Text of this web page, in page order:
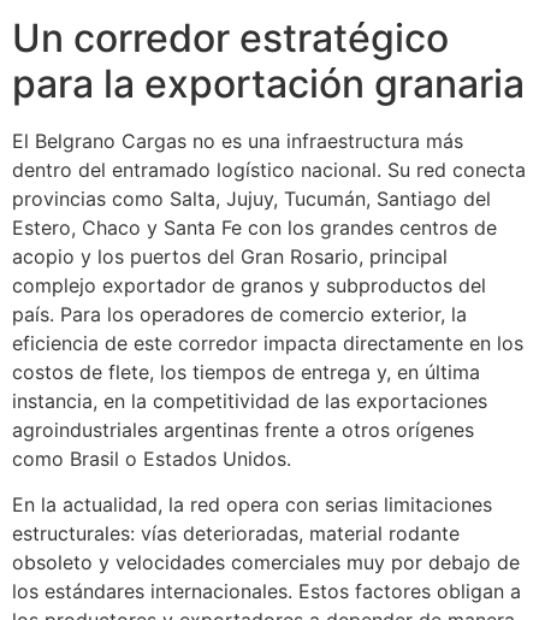
Un corredor estratégico
para la exportación granaria
El Belgrano Cargas no es una infraestructura más
dentro del entramado logístico nacional. Su red conecta
provincias como Salta, Jujuy, Tucumán, Santiago del
Estero, Chaco y Santa Fe con los grandes centros de
acopio y los puertos del Gran Rosario, principal
complejo exportador de granos y subproductos del
país. Para los operadores de comercio exterior, la
eficiencia de este corredor impacta directamente en los
costos de flete, los tiempos de entrega y, en última
instancia, en la competitividad de las exportaciones
agroindustriales argentinas frente a otros orígenes
como Brasil o Estados Unidos.
En la actualidad, la red opera con serias limitaciones
estructurales: vías deterioradas, material rodante
obsoleto y velocidades comerciales muy por debajo de
los estándares internacionales. Estos factores obligan a